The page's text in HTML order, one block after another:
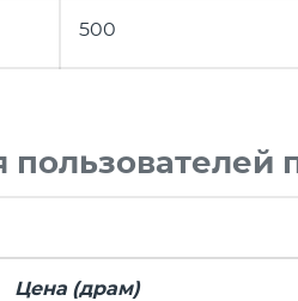
500
пользователей
Цена (драм)